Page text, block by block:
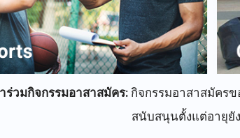
ร่วมกิจกรรมอาสาสมัคร:กิจกรรมอาสาสมัครข
สนับสนุนตั้งแต่อายุยั